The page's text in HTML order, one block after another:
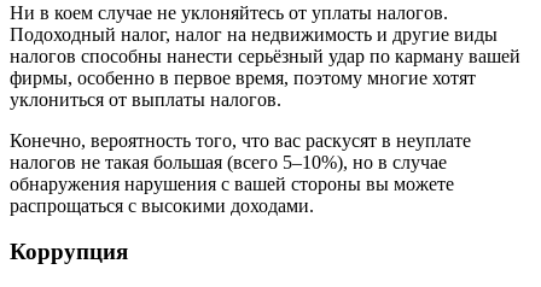
Ни в коем случае не уклоняйтесь от уплаты налогов.
Подоходный налог, налог на недвижимость и другие виды
налогов способны нанести серьёзный удар по карману вашей
фирмы, особенно в первое время, поэтому многие хотят
уклониться от выплаты налогов.
Конечно, вероятность того, что вас раскусят в неуплате
налогов не такая большая (всего 5–10%), но в случае
обнаружения нарушения с вашей стороны вы можете
распрощаться с высокими доходами.
Коррупция